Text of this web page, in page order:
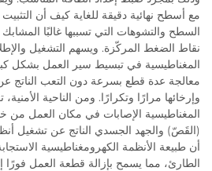
مع أسطح نهائية دقيقة للغاية كيف أن
السطح والتشوهات التي تسببها غالبًا المشابك
نقاط الضغط المركّزة. ويسهم التشغيل
المغناطيسية في تبسيط سير العمل بشكل
معالجة عدة قطع بسرعة دون التعب الناتج
وإرخائها مرارًا وتكرارًا. ومن الناحية
المغناطيسية الإصابات في مكان العمل من
(القَصّ) والجهد الجسدي الناتج عن تشغيل
أن طبيعة الأنظمة الكهرومغناطيسية
الطارئ، مما يسمح بإزالة قطعة العمل فورًا